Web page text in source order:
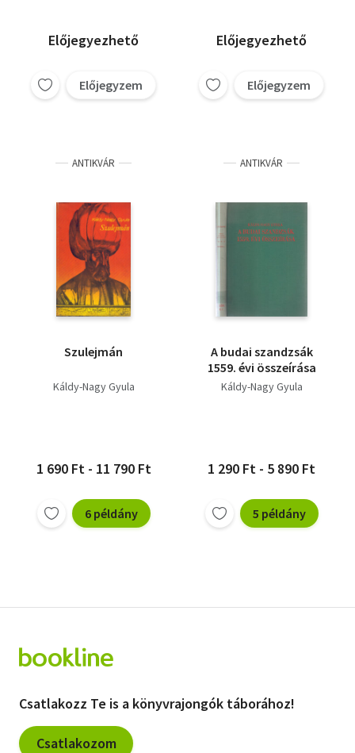
Előjegyezhető
Előjegyzem
Előjegyezhető
Előjegyzem
ANTIKVÁR
Szulejmán
Káldy-Nagy Gyula
1 690 Ft - 11 790 Ft
6 példány
ANTIKVÁR
A budai szandzsák
1559. évi összeírása
Káldy-Nagy Gyula
1 290 Ft - 5 890 Ft
5 példány
Csatlakozz Te is a könyvrajongók táborához!
Csatlakozom